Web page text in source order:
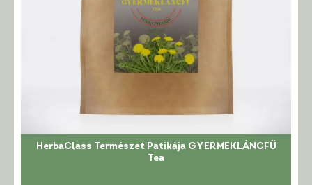
HerbaClass Természet Patikája GYERMEKLÁNCFŰ
Tea